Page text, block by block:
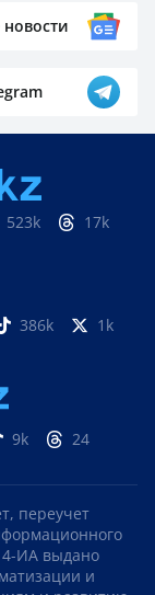
523k 17k
386k
1k
9k 24
переучет
ИА выдано
и